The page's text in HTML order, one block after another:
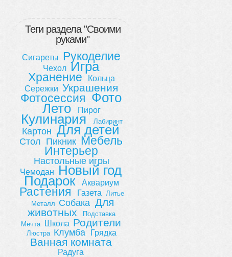
Теги раздела "Своими
руками"
Сигареты Рукоделие
Чехол Игра
Хранение
Кольца
Сережки Украшения
Фотосессия Фото
Лето Пирог
Кулинария Лабиринт
Картон Для детей
Стол Пикник Мебель
Интерьер
Настольные игры
Чемодан Новый год
Подарок Аквариум
Растения Газета
Литье
Металл Собака Для
животных
Подставка
Мечта
Школа Родители
Люстра Клумба Грядка
Ванная комната
Радуга